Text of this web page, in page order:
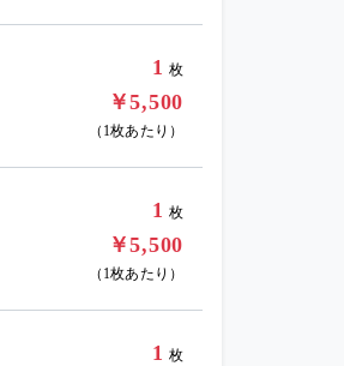
1 枚
￥5,500
（1枚あたり）
1 枚
￥5,500
（1枚あたり）
1 枚